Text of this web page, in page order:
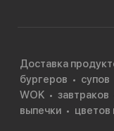
Доставка
бургеров
супов
WOK
завтраков
выпечки
цветов